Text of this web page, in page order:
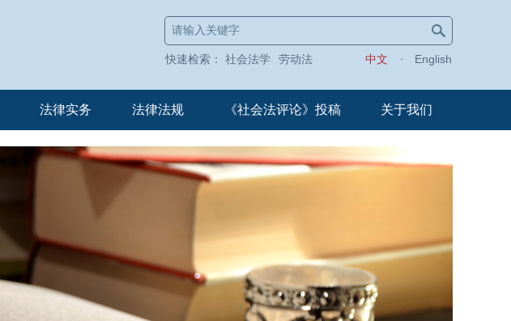
快速检索： 社会法学 劳动法 中文 English
法律实务 法律法规 《社会法评论》投稿 关于我们